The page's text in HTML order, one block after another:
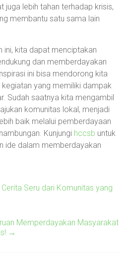
juga lebih tahan terhadap krisis,
membantu satu sama lain
ini, kita dapat menciptakan
dan memberdayakan
ini bisa mendorong kita
yang memiliki dampak
Sudah saatnya kita mengambil
komunitas lokal, menjadi
baik melalui pemberdayaan
Kunjungi hccsb untuk
ide dalam memberdayakan
Seru dari Komunitas yang
Memperdayakan Masyarakat
→